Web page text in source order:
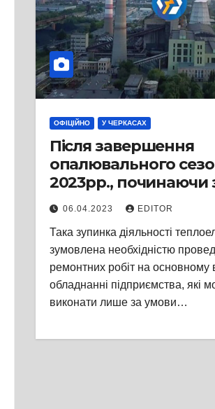
ОФІЦІЙНО У ЧЕРКАСАХ
Після завершення
опалювального
2023рр., починаючи
09.04.2023 року, ВП
ТЕЦ» тимчасово
генерацію теплової
електричної енергії
06.04.2023 EDITOR
Така зупинка діяльності
зумовлена необхідністю
ремонтних робіт на основному
обладнанні підприємства, які
виконати лише за умови…